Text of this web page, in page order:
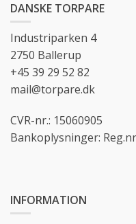
DANSKE TORPARE
Industriparken 4
2750 Ballerup
+45 39 29 52 82
mail@torpare.dk
CVR-nr.: 15060905
Bankoplysninger:
INFORMATION